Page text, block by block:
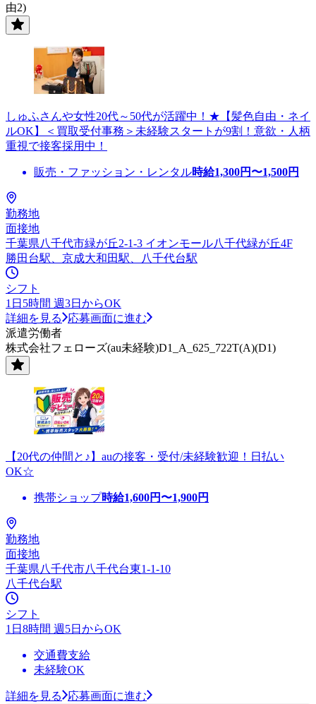
由2)
しゅふさんや女性20代～50代が活躍中！★【髪色自由・ネイ
ルOK】＜買取受付事務＞未経験スタートが9割！意欲・人柄
重視で接客採用中！
販売・ファッション・レンタル時給1,300円〜1,500円
勤務地
面接地
千葉県八千代市緑が丘2-1-3 イオンモール八千代緑が丘4F
勝田台駅、京成大和田駅、八千代台駅
シフト
1日5時間 週3日からOK
詳細を見る
応募画面に進む
派遣労働者
株式会社フェローズ(au未経験)D1_A_625_722T(A)(D1)
【20代の仲間と♪】auの接客・受付/未経験歓迎！日払い
OK☆
携帯ショップ時給1,600円〜1,900円
勤務地
面接地
千葉県八千代市八千代台東1-1-10
八千代台駅
シフト
1日8時間 週5日からOK
交通費支給
未経験OK
詳細を見る 応募画面に進む